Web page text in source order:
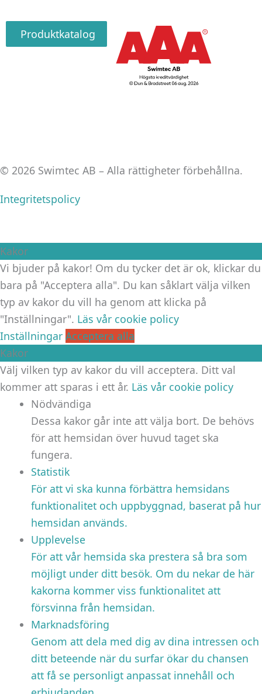
Produktkatalog
© 2026 Swimtec AB – Alla rättigheter förbehållna.
Integritetspolicy
Kakor
Vi bjuder på kakor! Om du tycker det är ok, klickar du
bara på "Acceptera alla". Du kan såklart välja vilken
typ av kakor du vill ha genom att klicka på
"Inställningar". Läs vår cookie policy
Inställningar Acceptera alla
Kakor
Välj vilken typ av kakor du vill acceptera. Ditt val
kommer att sparas i ett år. Läs vår cookie policy
Nödvändiga
Dessa kakor går inte att välja bort. De behövs
för att hemsidan över huvud taget ska
fungera.
Statistik
För att vi ska kunna förbättra hemsidans
funktionalitet och uppbyggnad, baserat på hur
hemsidan används.
Upplevelse
För att vår hemsida ska prestera så bra som
möjligt under ditt besök. Om du nekar de här
kakorna kommer viss funktionalitet att
försvinna från hemsidan.
Marknadsföring
Genom att dela med dig av dina intressen och
ditt beteende när du surfar ökar du chansen
att få se personligt anpassat innehåll och